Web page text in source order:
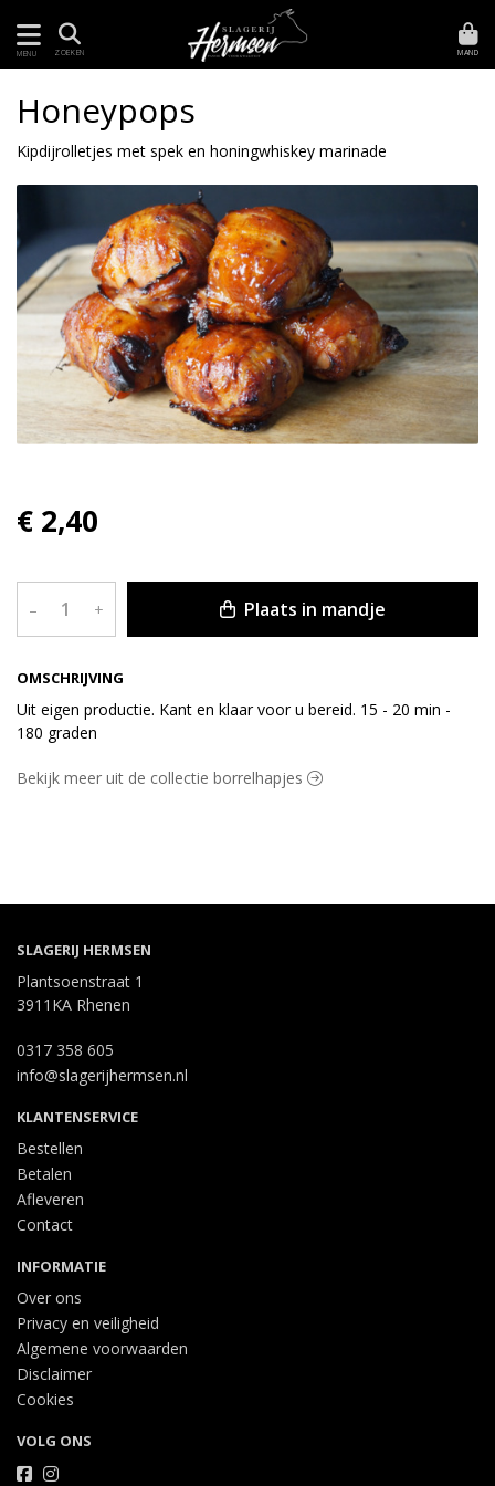
MENU ZOEKEN MAND
OMSCHRIJVING
Uit eigen productie. Kant en klaar voor u bereid. 15 - 20 min -
180 graden
Honeypops
Kipdijrolletjes met spek en honingwhiskey marinade
€ 2,40
– + Plaats in mandje
Bekijk meer uit de collectie borrelhapjes
SLAGERIJ HERMSEN
Plantsoenstraat 1
3911KA Rhenen
0317 358 605
info@slagerijhermsen.nl
KLANTENSERVICE
Bestellen
Betalen
Afleveren
Contact
INFORMATIE
Over ons
Privacy en veiligheid
Algemene voorwaarden
Disclaimer
Cookies
VOLG ONS